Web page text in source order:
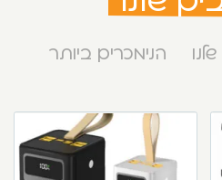
הנימכרים ביותר